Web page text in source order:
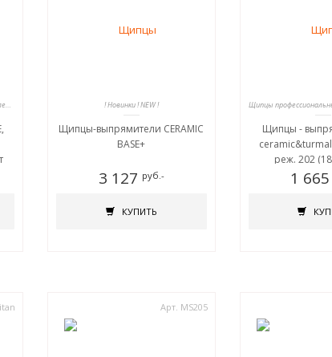
Щипцы профессиональные для выпрямления волос ! Новинки ! NEW !
Щипцы-выпрямители CERAMIC
BASE+
3 127 руб.-
КУПИТЬ
Щипцы -
реж. 202
1 665
Арт. MS205